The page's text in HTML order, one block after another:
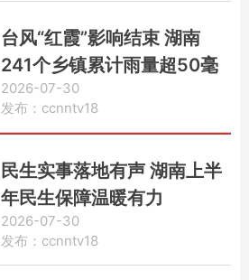
台风“红霞”影响结束 湖南
241个乡镇累计雨量超50毫
米
2026-07-30
发布：ccnntv18
民生实事落地有声 湖南上半
年民生保障温暖有力
2026-07-30
发布：ccnntv18